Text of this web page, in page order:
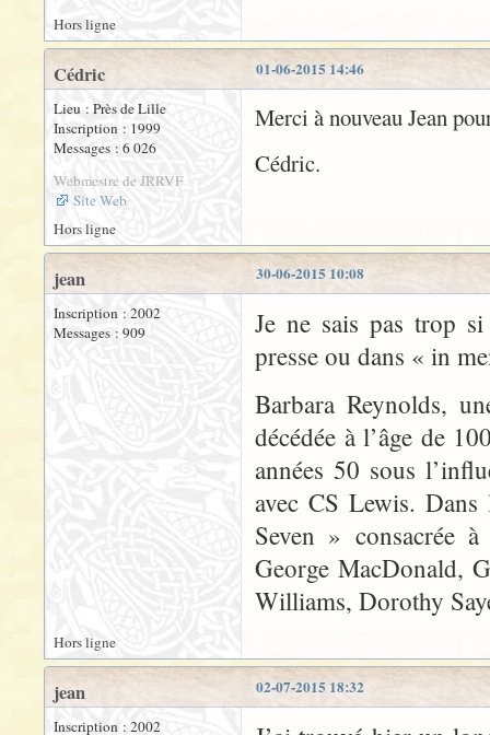
Hors ligne
01-06-2015 14:46
Cédric
Lieu : Près de Lille
Inscription : 1999
Messages : 6 026
Webmestre de JRRVF
Site Web
Merci à nouveau Jean
Cédric.
Hors ligne
30-06-2015 10:08
jean
Inscription : 2002
Messages : 909
Je ne sais pas trop
presse ou dans « in
Barbara Reynolds,
décédée à l’âge de
années 50 sous
avec CS Lewis.
Seven » consacrée
George MacDonald,
Williams, Dorothy
Hors ligne
02-07-2015 18:32
jean
Inscription : 2002